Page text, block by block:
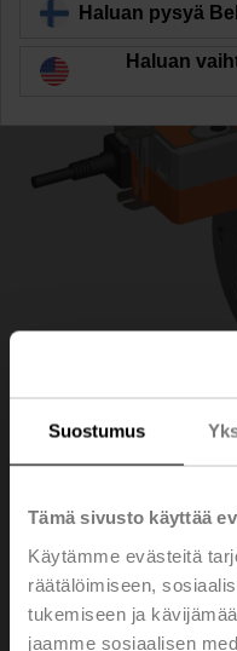
Suostumus
Tämä sivusto käyttää
Käytämme evästeitä
räätälöimiseen,
tukemiseen ja
jaamme sosiaalisen
R7050R-
S2-O
Haluan pysyä
Haluan